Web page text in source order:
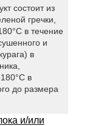
состоит из
гречки,
в течение
и
в
в
до размера
и/или